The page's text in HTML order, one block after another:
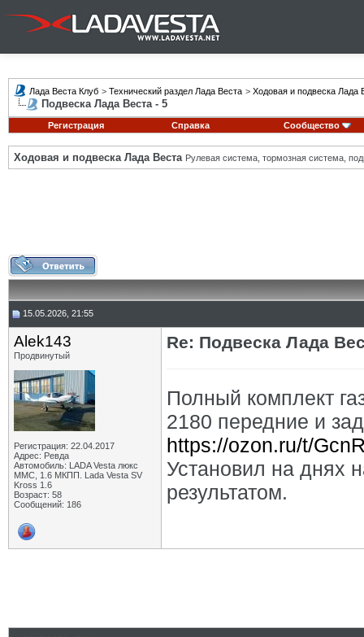
Лада Веста Клуб > Технический раздел Лада Веста > Ходовая и подвеска Лада
Подвеска Лада Веста - 5
Регистрация Справка Сообщество
Ходовая и подвеска Лада Веста Рулевая система, тормозная система,
15.05.2026, 21:55
Alek143
Продвинутый
Регистрация: 22.04.2017
Адрес: Ревда
Автомобиль: LADA Vesta люкс
ММС, 1.6 МКПП. Lada Vesta SV
Kross 1.6
Возраст: 58
Сообщений: 186
Re: Подвеска Лада
Полный комплект
2180 передние и
https://ozon.ru/t/
Установил на днях
результатом.